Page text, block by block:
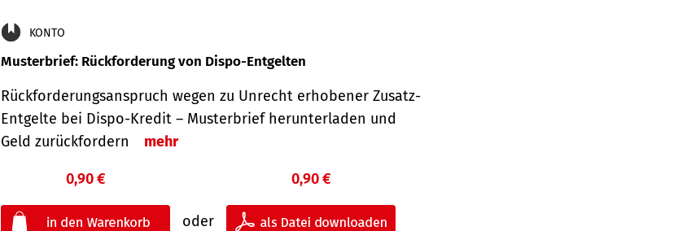
KONTO
Musterbrief: Rückforderung von Dispo-Entgelten
Rückforderungsanspruch wegen zu Unrecht erhobener Zusatz-
Entgelte bei Dispo-Kredit – Musterbrief herunterladen und
Geld zurückfordern
mehr
0,90 €
oder
0,90 €